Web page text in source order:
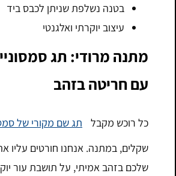
בטנה נשלפת שניתן לכבס ביד
עיצוב יוקרתי ואלגנטי
מתנה מרודי: תג
עם חריטה בזהב
כל רוכש מקבל תג שם מקורי של
שקלים, במתנה. אנחנו חורטים עליו
שלכם בזהב אמיתי, על תושבת עור